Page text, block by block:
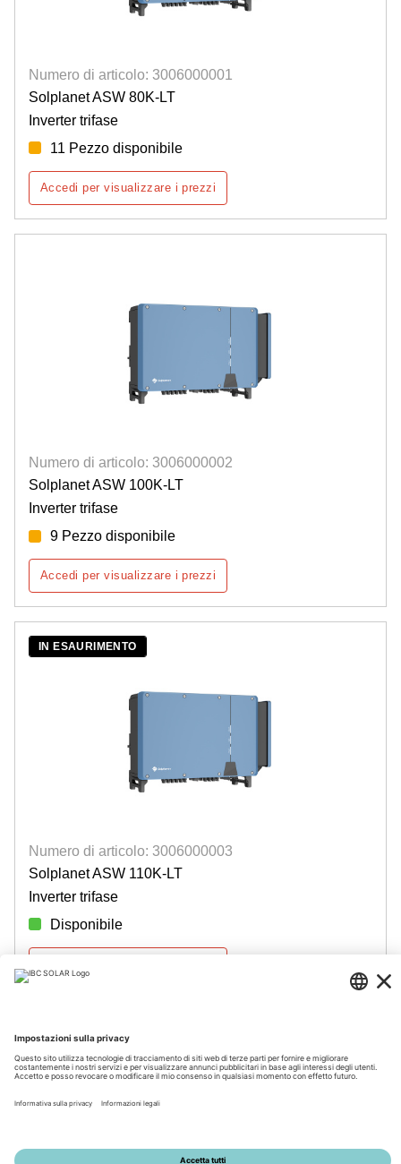
Numero di articolo: 3006000001
Solplanet ASW 80K-LT
Inverter trifase
11 Pezzo disponibile
Accedi per visualizzare i prezzi
Numero di articolo: 3006000002
Solplanet ASW 100K-LT
Inverter trifase
9 Pezzo disponibile
Accedi per visualizzare i prezzi
IN ESAURIMENTO
Numero di articolo: 3006000003
Solplanet ASW 110K-LT
Inverter trifase
Disponibile
Policy sulla privacy